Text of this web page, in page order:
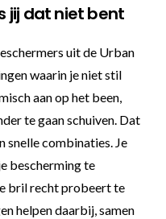
jij dat niet bent
uit de Urban
waarin je niet stil
aan op het been,
te gaan schuiven. Dat
snelle combinaties. Je
bescherming te
bril recht probeert te
helpen daarbij, samen